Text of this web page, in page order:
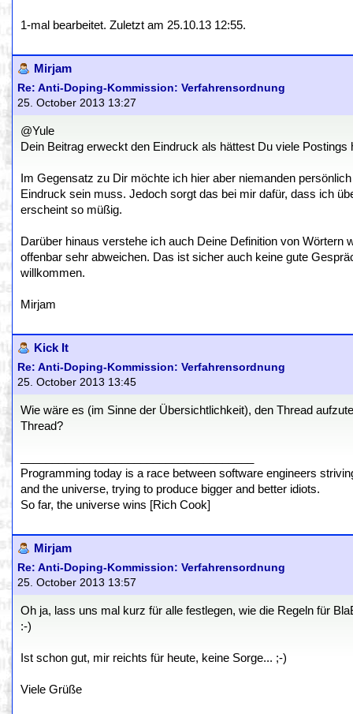
1-mal bearbeitet. Zuletzt am 25.10.13 12:55.
Mirjam
Re: Anti-Doping-Kommission: Verfahrensordnung
25. October 2013 13:27
@Yule
Dein Beitrag erweckt den Eindruck als hättest Du viele
Im Gegensatz zu Dir möchte ich hier aber niemanden
Eindruck sein muss. Jedoch sorgt das bei mir dafür, dass ich
erscheint so müßig.
Darüber hinaus verstehe ich auch Deine Definition von
offenbar sehr abweichen. Das ist sicher auch keine gute
willkommen.
Mirjam
Kick It
Re: Anti-Doping-Kommission: Verfahrensordnung
25. October 2013 13:45
Wie wäre es (im Sinne der Übersichtlichkeit), den Thread
Thread?
Programming today is a race between software engineers
and the universe, trying to produce bigger and better idiots.
So far, the universe wins [Rich Cook]
Mirjam
Re: Anti-Doping-Kommission: Verfahrensordnung
25. October 2013 13:57
Oh ja, lass uns mal kurz für alle festlegen, wie die Regeln für
:-)
Ist schon gut, mir reichts für heute, keine Sorge... ;-)
Viele Grüße